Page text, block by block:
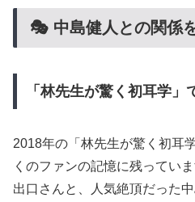
🎭 中島健人との関係
「林先生が驚く初耳学」
2018年の「林先生が驚く初耳
くのファンの記憶に残ってい
出口さんと、人気絶頂だった